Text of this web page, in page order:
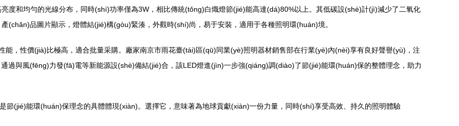
度和均勻的光線分布，同時(shí)功率僅為3W，相比傳統(tǒng)白熾燈節(jié)能高達(dá)80%以上。其低碳設(shè)計(jì)減少了二氧化
(chǎn)品圖片顯示，燈體結(jié)構(gòu)緊湊，外觀時(shí)尚，易于安裝，適用于各種照明環(huán)境。
能，性價(jià)比極高，適合批量采購。廠家南京市雨花臺(tái)區(qū)同業(yè)照明器材銷售部在行業(yè)內(nèi)享有良好聲譽(yù)，注
過與風(fēng)力發(fā)電等新能源設(shè)備結(jié)合，該LED燈進(jìn)一步強(qiáng)調(diào)了節(jié)能環(huán)保的整體理念，助力
節(jié)能環(huán)保理念的具體體現(xiàn)。選擇它，意味著為地球貢獻(xiàn)一份力量，同時(shí)享受高效、持久的照明體驗